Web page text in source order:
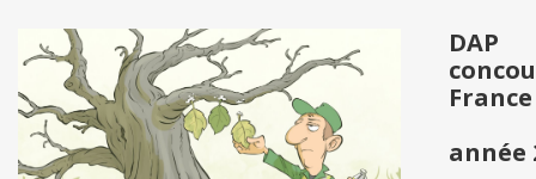
DAP
France
année